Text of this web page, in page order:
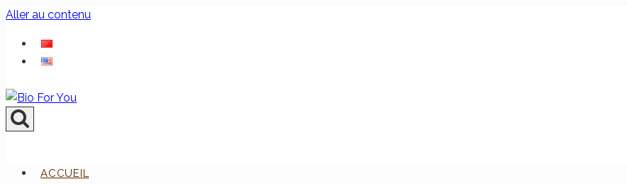
Aller au contenu
ACCUEIL